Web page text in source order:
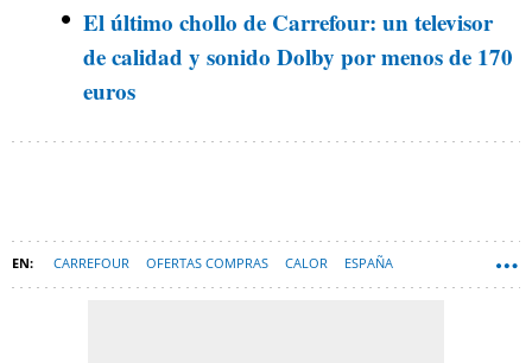
El último chollo de Carrefour: un televisor
de calidad y sonido Dolby por menos de 170
euros
CARREFOUR OFERTAS COMPRAS CALOR ESPAÑA